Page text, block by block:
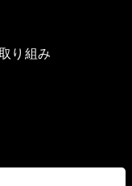
り組み